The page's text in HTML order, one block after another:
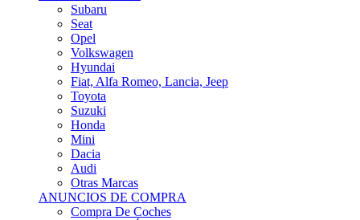
Seat
Opel
Volkswagen
Hyundai
Fiat, Alfa Romeo, Lancia, Jeep
Toyota
Suzuki
Honda
Mini
Dacia
Audi
Otras Marcas
ANUNCIOS DE COMPRA
Compra De Coches
ALQUILER VEHÍCULOS